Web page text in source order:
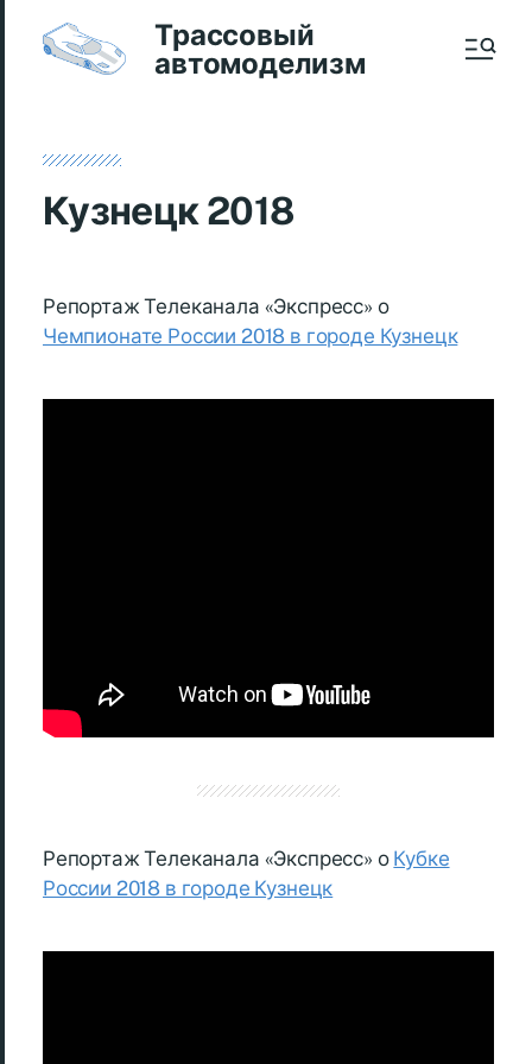
Трассовый
автомоделизм
Кузнецк 2018
Репортаж Телеканала «Экспресс» о
Чемпионате России 2018 в городе Кузнецк
Репортаж Телеканала «Экспресс» о Кубке
России 2018 в городе Кузнецк